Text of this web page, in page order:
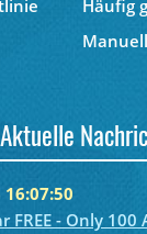
Häufig
Manuell
Aktuelle
FREE - Only